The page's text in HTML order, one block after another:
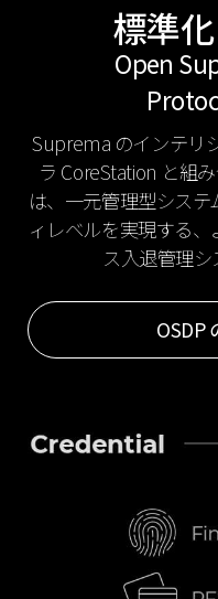
標準
Open
Suprema のインテリ
ラ CoreStation と組
は、一元管理型シス
ィレベルを実現する
ス入退管理シ
OSDP